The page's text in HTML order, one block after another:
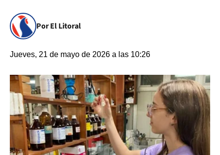
Por El Litoral
Jueves, 21 de mayo de 2026 a las 10:26